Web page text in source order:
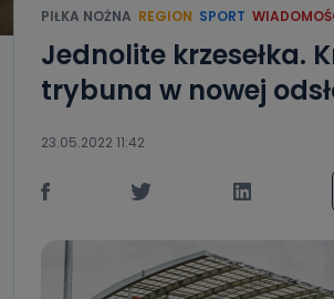
PIŁKA NOŻNA REGION SPORT
Jednolite krzesełka.
trybuna w nowej
23.05.2022 11:42